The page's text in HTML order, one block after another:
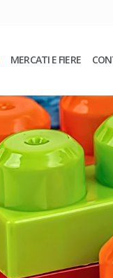
MERCATI E FIERE